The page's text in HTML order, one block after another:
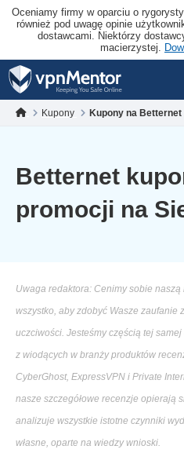
Oceniamy firmy w oparciu o
również pod uwagę opinie
dostawcami. Niektórzy
macierzystej.
Kupony Kupony na Betternet
Betternet
promocji na
Uwaga redaktora: Cenimy sobie
wszystko, aby zdobyć Wasze zaufanie
uczciwości. Jesteśmy częścią tej
z wiodących w branży produktów
CyberGhost, ExpressVPN i Private
nasze szczegółowe recenzje opierają
analizuje wszystkie istotne czynniki
własne, oparte na wiedzy wnioski.